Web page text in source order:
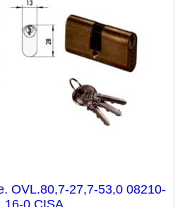
OVL.80,7-27,7-53,0 08210-